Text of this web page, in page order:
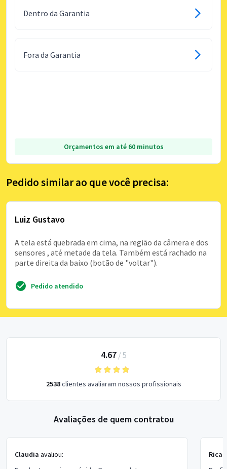
Dentro da Garantia
Fora da Garantia
Orçamentos em até 60 minutos
Pedido similar ao que você precisa:
Luiz Gustavo
A tela está quebrada em cima, na região da câmera e dos
sensores , até metade da tela. Também está rachado na
parte direita da baixo (botão de "voltar").
Pedido atendido
4.67/ 5
2538clientes avaliaram nossos profissionais
Avaliações de quem contratou
Claudia avaliou: